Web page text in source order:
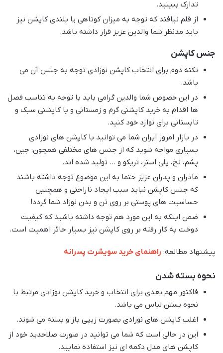
تدارک ببینید.
از قلم نیافتد که توجه به میزان کوتاهی یا بلندی کاپشن نیز
باید مدنظر شما والدین عزیز قرار داشته باشد.
جنس کاپشن
نکته دوم برای انتخاب کاپشن نوزادی توجه به جنس آن می
باشد.
در این خصوص شما والدین گرامی باید با توجه به تناسب فصل
ها اقدام به خرید کاپشنی گرم و زمستانی و یا کاپشنی سبک و
تابستانی برای نوازد خود کنید.
در بازار امروز ایران شما می توانید با کاپشن های نوزادی
بسیاری مواجه شوید که از جنس های مختلفی همچون: جین،
پشم، نخ، پلی استر، تریکو و … تولید شده اند.
مادران و پدران عزیز حتما به این موضوع توجه داشته باشند
که جنس کاپشن نباید سبب ایجاد ناراحتی و همچنین
حساسیت های پوستی بر روی تن و بدن نوزاد شما گردد!
ضمن اینکه به این مورد هم توجه داشته باشید که کیفیت
دوخت به کار رفته بر روی کاپشن نیز بسیار حائز اهمیت است.
پیشنهاد مطالعه: راهنمای خرید سویشرت پسرانه
نحوه بسته شدن
فاکتور مهم بعدی برای انتخاب و خرید کاپشن نوزادی مرتبط با
نحوه بستن لباس می باشد.
اغلب کاپشن های نوزادی بصورت زیپی باز و بسته می شوند.
این در حالی است که شما می توانید در صورت صلاحدید خود از
کاپشن های مدل دکمه ای نیز استفاده نمایید.